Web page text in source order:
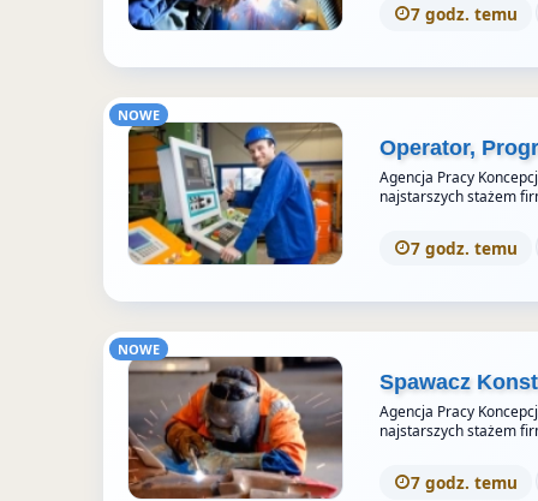
7 godz. temu
NOWE
Operator,
Agencja Pracy
najstarszych stażem
7 godz. temu
NOWE
Spawacz
Agencja Pracy
najstarszych stażem
7 godz. temu